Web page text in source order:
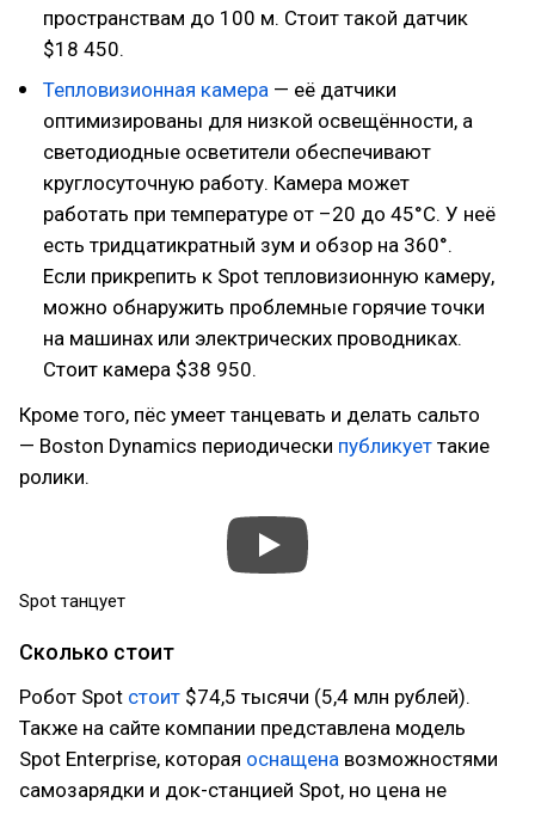
пространствам до 100 м. Стоит такой датчик
$18 450.
Тепловизионная камера — её датчики
оптимизированы для низкой освещённости, а
светодиодные осветители обеспечивают
круглосуточную работу. Камера может
работать при температуре от –20 до 45°C. У неё
есть тридцатикратный зум и обзор на 360°.
Если прикрепить к Spot тепловизионную камеру,
можно обнаружить проблемные горячие точки
на машинах или электрических проводниках.
Стоит камера $38 950.
Кроме того, пёс умеет танцевать и делать сальто
— Boston Dynamics периодически публикует такие
ролики.
Spot танцует
Сколько стоит
Робот Spot стоит $74,5 тысячи (5,4 млн рублей).
Также на сайте компании представлена модель
Spot Enterprise, которая оснащена возможностями
самозарядки и док-станцией Spot, но цена не